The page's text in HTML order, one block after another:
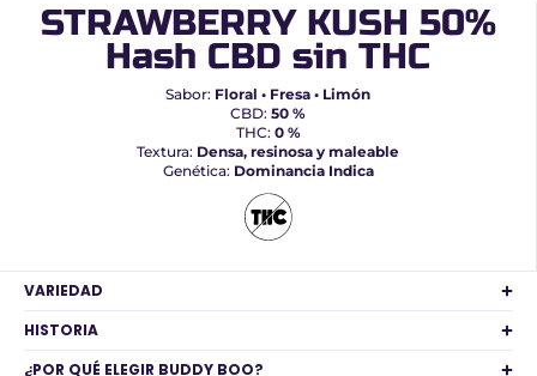
STRAWBERRY KUSH 50%
Hash CBD sin THC
Sabor: Floral • Fresa • Limón
CBD: 50 %
THC: 0 %
Textura: Densa, resinosa y maleable
Genética: Dominancia Indica
VARIEDAD
HISTORIA
¿POR QUÉ ELEGIR BUDDY BOO?